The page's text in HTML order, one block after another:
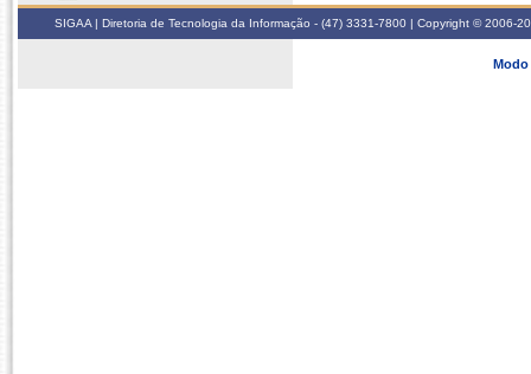
SIGAA | Diretoria de Tecnologia da Informação - (47) 3331-7800 | Copyright © 2006-
Modo